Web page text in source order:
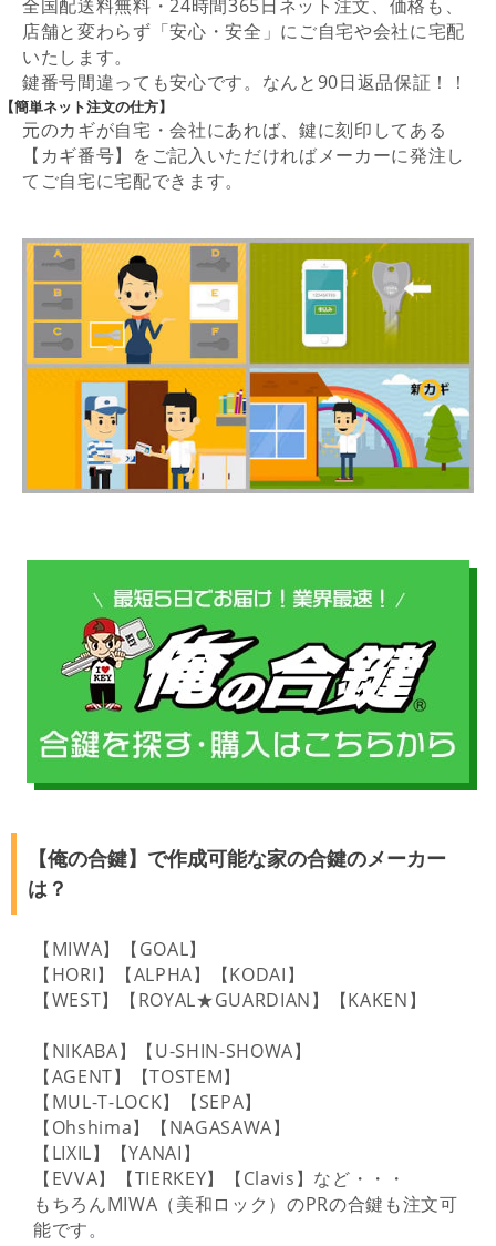
全国配送料無料・24時間365日ネット注文、価格も、
店舗と変わらず「安心・安全」にご自宅や会社に宅配
いたします。
鍵番号間違っても安心です。なんと90日返品保証！！
【簡単ネット注文の仕方】
元のカギが自宅・会社にあれば、鍵に刻印してある
【カギ番号】をご記入いただければメーカーに発注し
てご自宅に宅配できます。
【俺の合鍵】で作成可能な家の合鍵のメーカー
は？
【MIWA】【GOAL】
【HORI】【ALPHA】【KODAI】
【WEST】【ROYAL★GUARDIAN】【KAKEN】
【NIKABA】【U-SHIN-SHOWA】
【AGENT】【TOSTEM】
【MUL-T-LOCK】【SEPA】
【Ohshima】【NAGASAWA】
【LIXIL】【YANAI】
【EVVA】【TIERKEY】【Clavis】など・・・
もちろんMIWA（美和ロック）のPRの合鍵も注文可
能です。